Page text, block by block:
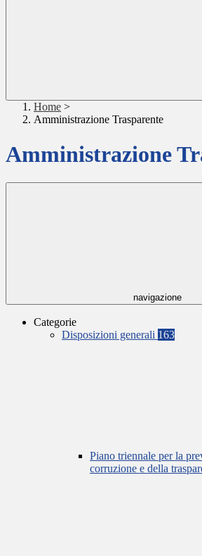
Home >
Amministrazione Trasparente
Amministrazione
navigazione
Categorie
Disposizioni generali 163
Piano triennale per la
corruzione e della